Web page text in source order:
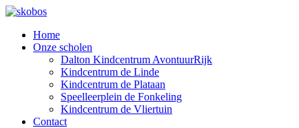
Home
Onze scholen
Dalton Kindcentrum AvontuurRijk
Kindcentrum de Linde
Kindcentrum de Plataan
Speelleerplein de Fonkeling
Kindcentrum de Vliertuin
Contact